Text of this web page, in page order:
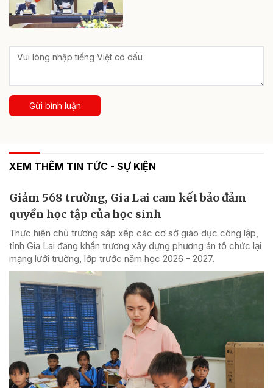
Gửi bình luận
XEM THÊM TIN TỨC - SỰ KIỆN
Giảm 568 trường, Gia Lai cam kết bảo đảm
quyền học tập của học sinh
Thực hiện chủ trương sắp xếp các cơ sở giáo dục công lập,
tỉnh Gia Lai đang khẩn trương xây dựng phương án tổ chức lại
mạng lưới trường, lớp trước năm học 2026 - 2027.